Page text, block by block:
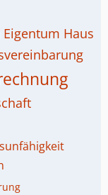
Eigentum Haus